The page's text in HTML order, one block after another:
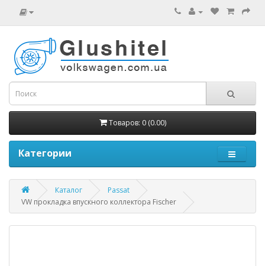
Товаров: 0 (0.00)
Категории
Каталог
Passat
VW прокладка впускного коллектора Fischer